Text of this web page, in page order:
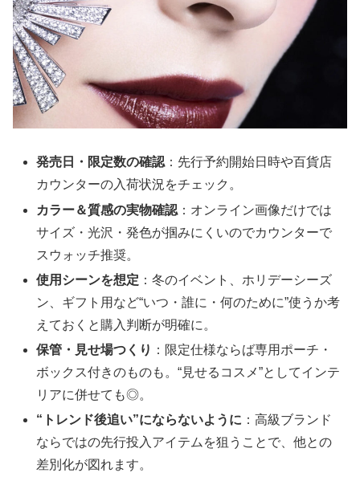
発売日・限定数の確認：先行予約開始日時や百貨店
カウンターの入荷状況をチェック。
カラー＆質感の実物確認 ：オンライン画像だけでは
サイズ・光沢・発色が掴みにくいのでカウンターで
スウォッチ推奨。
使用シーンを想定 ：冬のイベント、ホリデーシーズ
ン、ギフト用など“いつ・誰に・何のために”使うか考
えておくと購入判断が明確に。
保管・見せ場つくり ：限定仕様ならば専用ポーチ・
ボックス付きのものも。“見せるコスメ”としてインテ
リアに併せても◎。
“トレンド後追い”にならないように ：高級ブランド
ならではの先行投入アイテムを狙うことで、他との
差別化が図れます。